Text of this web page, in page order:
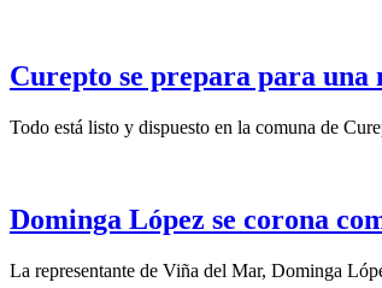
Curepto se prepara para
Todo está listo y dispuesto en la comuna de
Dominga López se corona
La representante de Viña del Mar, Dominga